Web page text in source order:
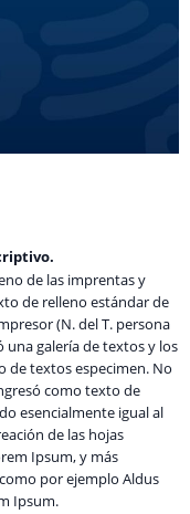
de las imprentas y
de relleno estándar de
(N. del T. persona
una galería de textos y los
de textos especimen. No
como texto de
esencialmente igual al
de las hojas
Ipsum, y más
por ejemplo Aldus
Ipsum.